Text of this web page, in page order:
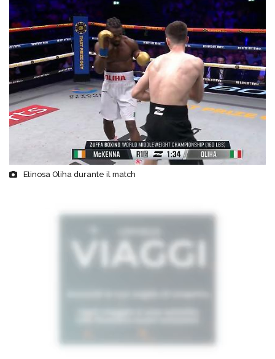
Etinosa Oliha durante il match